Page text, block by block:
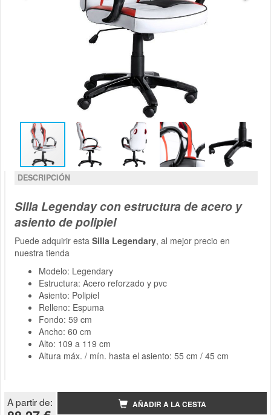
DESCRIPCIÓN
Silla Legenday con estructura de acero y
asiento de polipiel
Puede adquirir esta Silla Legendary, al mejor precio en
nuestra tienda
Modelo: Legendary
Estructura: Acero reforzado y pvc
Asiento: Polipiel
Relleno: Espuma
Fondo: 59 cm
Ancho: 60 cm
Alto: 109 a 119 cm
Altura máx. / mín. hasta el asiento: 55 cm / 45 cm
A partir de: AÑADIR A LA CESTA